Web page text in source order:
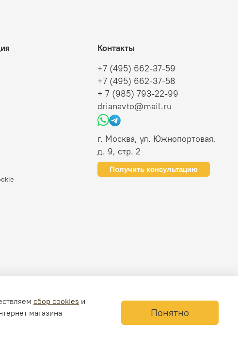
Контакты
+7 (495) 662-37-59
+7 (495) 662-37-58
+ 7 (985) 793-22-99
drianavto@mail.ru
г. Москва, ул. Южнопортовая,
д. 9, стр. 2
Получить консультацию
сбор cookies и
магазина
Понятно